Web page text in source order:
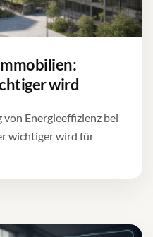
wird
von Energieeffizienz bei
wichtiger wird für